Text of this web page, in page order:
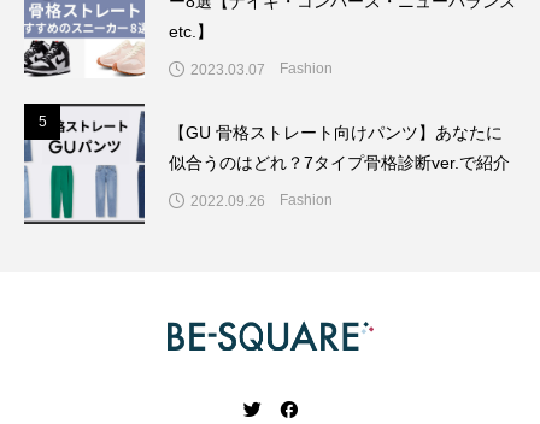
etc.】
2023.03.07 Fashion
5
【GU 骨格ストレート向けパンツ】あなたに
似合うのはどれ？7タイプ骨格診断ver.で紹介
2022.09.26 Fashion